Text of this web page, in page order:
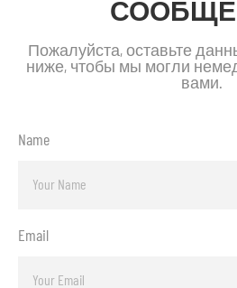
Пожалуйста, оставьте
ниже, чтобы мы могли
вами.
Name
Email